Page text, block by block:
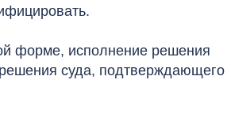
форме, исполнение решения
суда, подтверждающего